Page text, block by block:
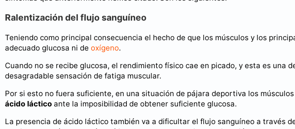
Ralentización del flujo sanguíneo
Teniendo como principal consecuencia el hecho de que los músculos y los
adecuado glucosa ni de oxígeno.
Cuando no se recibe glucosa, el rendimiento físico cae en picado, y esta es una
desagradable sensación de fatiga muscular.
Por si esto no fuera suficiente, en una situación de pájara deportiva los músculos
ácido láctico ante la imposibilidad de obtener suficiente glucosa.
La presencia de ácido láctico también va a dificultar el flujo sanguíneo a través